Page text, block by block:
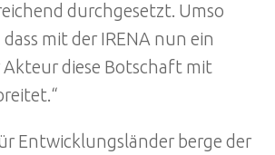
durchgesetzt. Umso
mit der IRENA nun ein
diese Botschaft mit
Entwicklungsländer berge der